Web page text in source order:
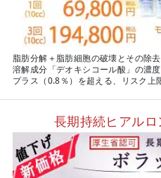
脂肪分解＋脂肪細胞の破壊とその除
溶解成分「デオキシコール酸」の濃
プラス（0.8％）を超える、リスク上
長期持続ヒアル